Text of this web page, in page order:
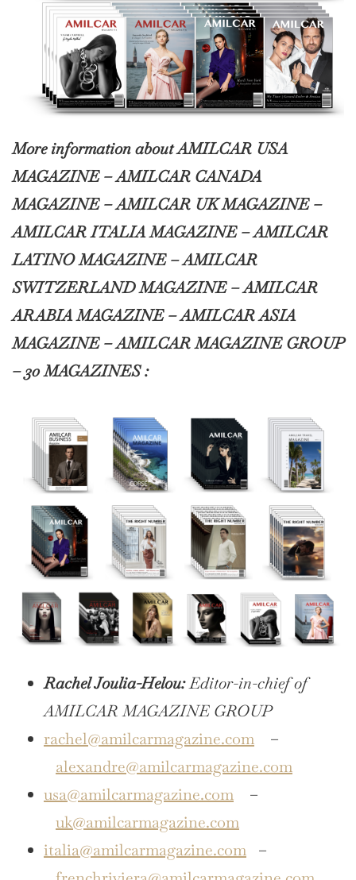
More information about AMILCAR USA
MAGAZINE – AMILCAR CANADA
MAGAZINE – AMILCAR UK MAGAZINE –
AMILCAR ITALIA MAGAZINE – AMILCAR
LATINO MAGAZINE – AMILCAR
SWITZERLAND MAGAZINE – AMILCAR
ARABIA MAGAZINE – AMILCAR ASIA
MAGAZINE – AMILCAR MAGAZINE GROUP
– 30 MAGAZINES :
Rachel Joulia-Helou:Editor-in-chief of
AMILCAR MAGAZINE GROUP
rachel@amilcarmagazine.com –
alexandre@amilcarmagazine.com
usa@amilcarmagazine.com –
uk@amilcarmagazine.com
italia@amilcarmagazine.com –